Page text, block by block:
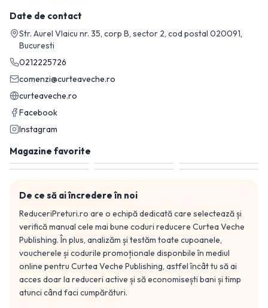
Date de contact
Str. Aurel Vlaicu nr. 35, corp B, sector 2, cod postal 020091,
Bucuresti
0212225726
comenzi@curteaveche.ro
curteaveche.ro
Facebook
Instagram
Magazine favorite
De ce să ai încredere în noi
ReduceriPreturi.ro are o echipă dedicată care selectează și
verifică manual cele mai bune coduri reducere Curtea Veche
Publishing. În plus, analizăm și testăm toate cupoanele,
voucherele și codurile promoționale disponbile în mediul
online pentru Curtea Veche Publishing, astfel încât tu să ai
acces doar la reduceri active și să economisești bani și timp
atunci când faci cumpărături.